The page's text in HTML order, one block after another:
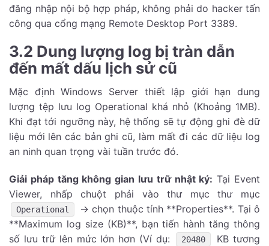
đăng nhập nội bộ hợp pháp, không phải do hacker tấn
công qua cổng mạng Remote Desktop Port 3389.
3.2 Dung lượng log bị tràn dẫn
đến mất dấu lịch sử cũ
Mặc định Windows Server thiết lập giới hạn dung
lượng tệp lưu log Operational khá nhỏ (Khoảng 1MB).
Khi đạt tới ngưỡng này, hệ thống sẽ tự động ghi đè dữ
liệu mới lên các bản ghi cũ, làm mất đi các dữ liệu log
an ninh quan trọng vài tuần trước đó.
Giải pháp tăng không gian lưu trữ nhật ký: Tại Event
Viewer, nhấp chuột phải vào thư mục thư mục
Operational
-> chọn thuộc tính **Properties**. Tại ô
**Maximum log size (KB)**, bạn tiến hành tăng thông
số lưu trữ lên mức lớn hơn (Ví dụ:
20480
KB tương